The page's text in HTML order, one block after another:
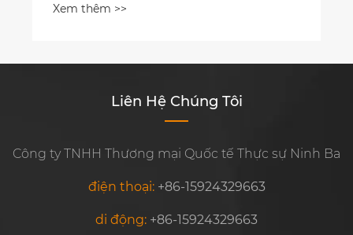
Xem thêm >>
Liên Hệ Chúng Tôi
Công ty TNHH Thương mại Quốc tế Thực sự Ninh Ba
điện thoại: +86-15924329663
di động: +86-15924329663